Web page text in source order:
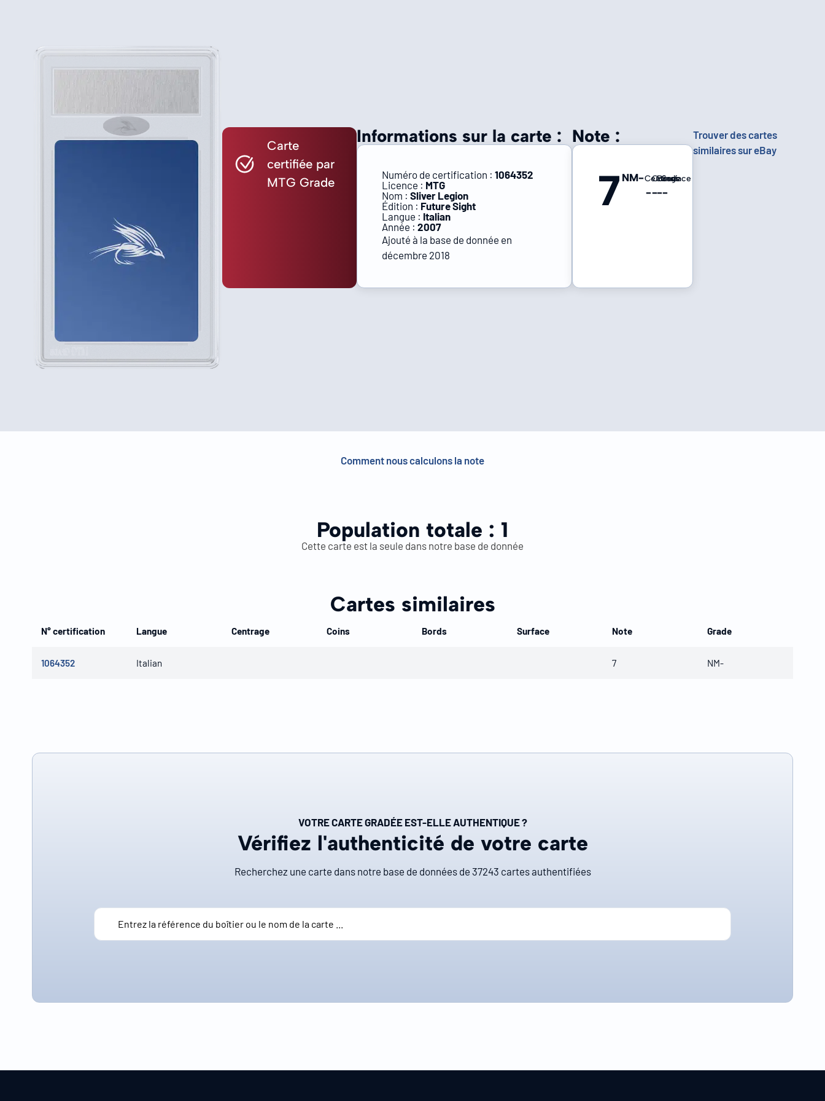
Carte
certifiée par
MTG Grade
Informations sur la carte :
Numéro de certification :1064352
Licence : MTG
Nom :Sliver Legion
Édition : Future Sight
Langue : Italian
Année :2007
Ajouté à la base de donnée en
décembre 2018
Note :
7 NM-Centrage
-
Coins
-
Bords
-
Surface
-
Trouver des cartes
similaires sur eBay
Comment nous calculons la note
Population totale : 1
Cette carte est la seule dans notre base de donnée
Cartes similaires
N° certification Langue Centrage Coins Bords Surface Note Grade
1064352 Italian 7 NM-
VOTRE CARTE GRADÉE EST-ELLE AUTHENTIQUE ?
Vérifiez l'authenticité de votre carte
Recherchez une carte dans notre base de données de 37243 cartes authentifiées